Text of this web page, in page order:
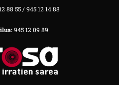
88 55 / 945 12 14 88
945 12 09 89